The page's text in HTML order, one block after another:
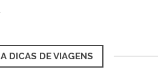
DICAS DE VIAGENS